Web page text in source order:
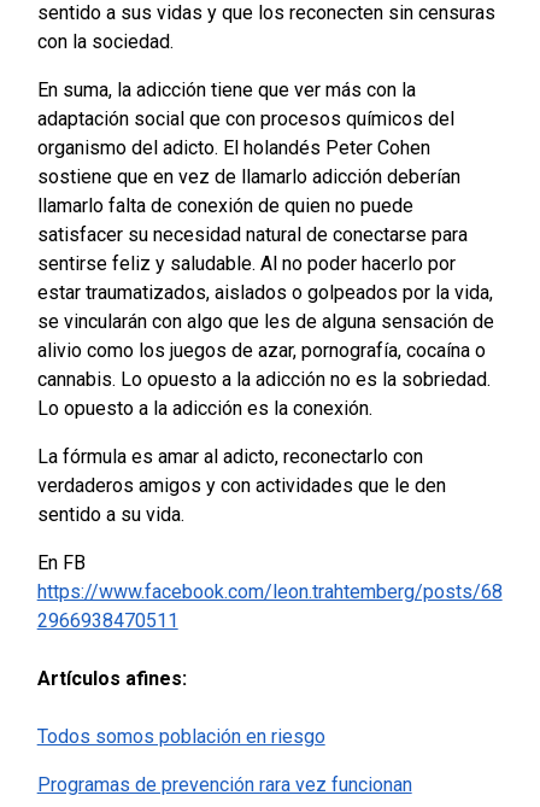
sentido a sus vidas y que los reconecten sin censuras
con la sociedad.
En suma, la adicción tiene que ver más con la
adaptación social que con procesos químicos del
organismo del adicto. El holandés Peter Cohen
sostiene que en vez de llamarlo adicción deberían
llamarlo falta de conexión de quien no puede
satisfacer su necesidad natural de conectarse para
sentirse feliz y saludable. Al no poder hacerlo por
estar traumatizados, aislados o golpeados por la vida,
se vincularán con algo que les de alguna sensación de
alivio como los juegos de azar, pornografía, cocaína o
cannabis. Lo opuesto a la adicción no es la sobriedad.
Lo opuesto a la adicción es la conexión.
La fórmula es amar al adicto, reconectarlo con
verdaderos amigos y con actividades que le den
sentido a su vida.
En FB
https://www.facebook.com/leon.trahtemberg/posts/68
2966938470511
Artículos afines:
Todos somos población en riesgo
Programas de prevención rara vez funcionan